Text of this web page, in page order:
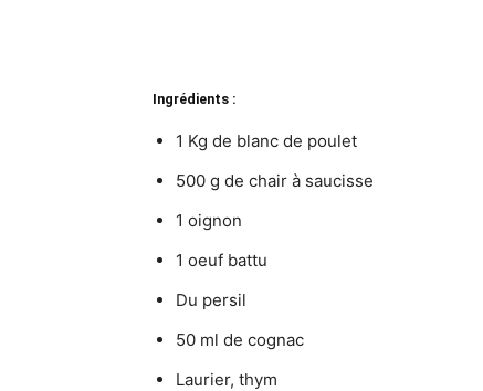
Ingrédients :
1 Kg de blanc de poulet
500 g de chair à saucisse
1 oignon
1 oeuf battu
Du persil
50 ml de cognac
Laurier, thym